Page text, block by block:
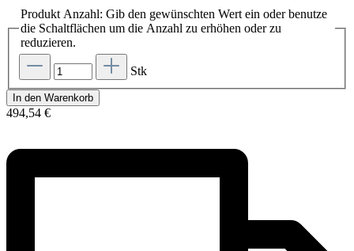
Produkt Anzahl: Gib den gewünschten Wert ein oder benutze
die Schaltflächen um die Anzahl zu erhöhen oder zu
reduzieren.
Stk
In den Warenkorb
494,54 €